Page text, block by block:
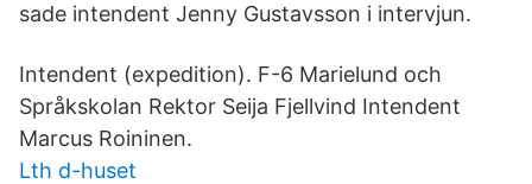
sade intendent Jenny Gustavsson i intervjun.
Intendent (expedition). F-6 Marielund och
Språkskolan Rektor Seija Fjellvind Intendent
Marcus Roininen​.
Lth d-huset